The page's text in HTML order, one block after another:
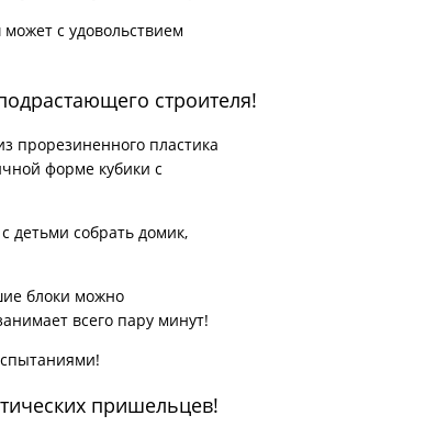
с удовольствием
строителя!
прорезиненного пластика
форме кубики с
детьми собрать домик,
блоки можно
всего пару минут!
пришельцев!